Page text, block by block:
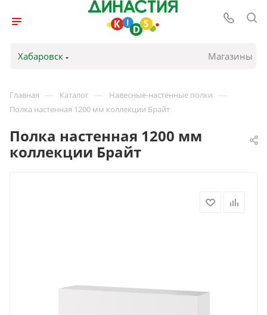
Хабаровск Магазины
Главная — Каталог — Навесные-настенные полки —
Полка настенная 1200 мм коллекции Брайт
Полка настенная 1200 мм
коллекции Брайт